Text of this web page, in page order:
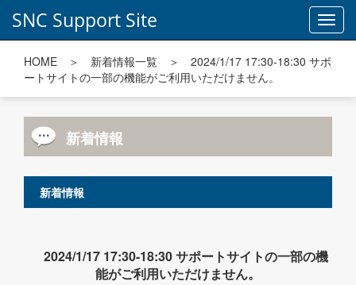
SNC Support Site
HOME ＞ 新着情報一覧 ＞ 2024/1/17 17:30-18:30 サポ
ートサイトの一部の機能がご利用いただけません。
新着情報
新着情報
2024/1/17 17:30-18:30 サポートサイトの一部の機
能がご利用いただけません。